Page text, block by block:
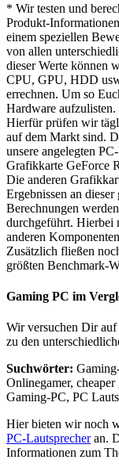
* Wir testen und
Produkt-
einem speziellen
von allen
dieser Werte können
CPU, GPU, HDD
errechnen. Um so
Hardware aufzulisten.
Hierfür prüfen wir
auf dem Markt sind.
unsere angelegten
Grafikkarte GeForce
Die anderen
Ergebnissen an dieser
Berechnungen
durchgeführt. Hierbei
anderen
Zusätzlich fließen
größten Benchmark-
Gaming PC im
Wir versuchen Dir
zu den
Suchwörter:
Onlinegamer,
Gaming-PC, PC
Hier bieten wir noch
PC-Lautsprecheran.
Informationen zum